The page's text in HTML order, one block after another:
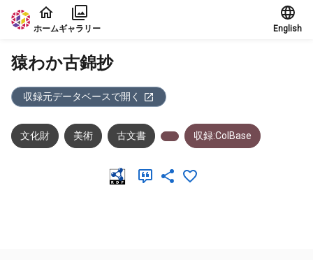
本文に飛ぶ
ホームギャラリー English
猿わか古錦抄
収録元データベースで開く
文化財 美術 古文書 収録:ColBase